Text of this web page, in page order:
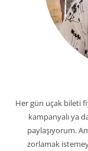
Her gün uçak bileti
kampanyalı ya
paylaşıyorum.
zorlamak